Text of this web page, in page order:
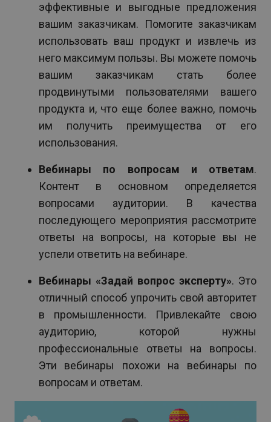
эффективные и выгодные предложения
вашим заказчикам. Помогите заказчикам
использовать ваш продукт и извлечь из
него максимум пользы. Вы можете помочь
вашим заказчикам стать более
продвинутыми пользователями вашего
продукта и, что еще более важно, помочь
им получить преимущества от его
использования.
Вебинары по вопросам и ответам.
Контент в основном определяется
вопросами аудитории. В качества
последующего мероприятия рассмотрите
ответы на вопросы, на которые вы не
успели ответить на вебинаре.
Вебинары «Задай вопрос эксперту». Это
отличный способ упрочить свой авторитет
в промышленности. Привлекайте свою
аудиторию, которой нужны
профессиональные ответы на вопросы.
Эти вебинары похожи на вебинары по
вопросам и ответам.